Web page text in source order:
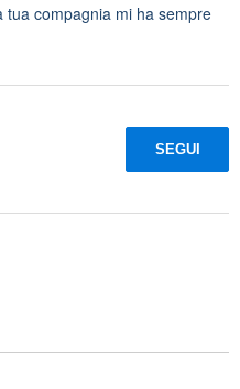
tua compagnia mi ha sempre
SEGUI